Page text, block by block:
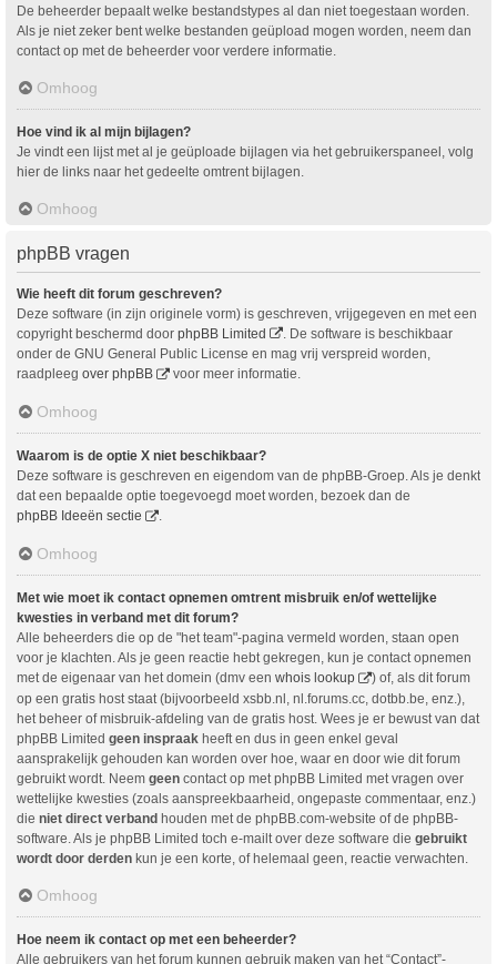
De beheerder bepaalt welke bestandstypes al dan niet toegestaan worden.
Als je niet zeker bent welke bestanden geüpload mogen worden, neem dan
contact op met de beheerder voor verdere informatie.
Omhoog
Hoe vind ik al mijn bijlagen?
Je vindt een lijst met al je geüploade bijlagen via het gebruikerspaneel, volg
hier de links naar het gedeelte omtrent bijlagen.
Omhoog
phpBB vragen
Wie heeft dit forum geschreven?
Deze software (in zijn originele vorm) is geschreven, vrijgegeven en met een
copyright beschermd door phpBB Limited
. De software is beschikbaar
onder de GNU General Public License en mag vrij verspreid worden,
raadpleeg over phpBB voor meer informatie.
Omhoog
Waarom is de optie X niet beschikbaar?
Deze software is geschreven en eigendom van de phpBB-Groep. Als je denkt
dat een bepaalde optie toegevoegd moet worden, bezoek dan de
phpBB Ideeën sectie
.
Omhoog
Met wie moet ik contact opnemen omtrent misbruik en/of wettelijke
kwesties in verband met dit forum?
Alle beheerders die op de "het team"-pagina vermeld worden, staan open
voor je klachten. Als je geen reactie hebt gekregen, kun je contact opnemen
met de eigenaar van het domein (dmv een whois lookup
) of, als dit forum
op een gratis host staat (bijvoorbeeld xsbb.nl, nl.forums.cc, dotbb.be, enz.),
het beheer of misbruik-afdeling van de gratis host. Wees je er bewust van dat
phpBB Limited geen inspraak heeft en dus in geen enkel geval
aansprakelijk gehouden kan worden over hoe, waar en door wie dit forum
gebruikt wordt. Neem geen contact op met phpBB Limited met vragen over
wettelijke kwesties (zoals aanspreekbaarheid, ongepaste commentaar, enz.)
die niet direct verband houden met de phpBB.com-website of de phpBB-
software. Als je phpBB Limited toch e-mailt over deze software die gebruikt
wordt door derden kun je een korte, of helemaal geen, reactie verwachten.
Omhoog
Hoe neem ik contact op met een beheerder?
Alle gebruikers van het forum kunnen gebruik maken van het “Contact”-